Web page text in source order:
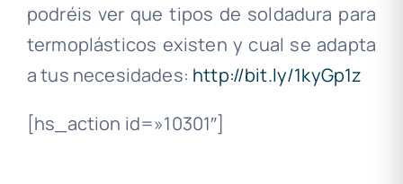
podréis ver que tipos de soldadura para
termoplásticos existen y cual se adapta
a tus necesidades: http://bit.ly/1kyGp1z
[hs_action id=»10301″]